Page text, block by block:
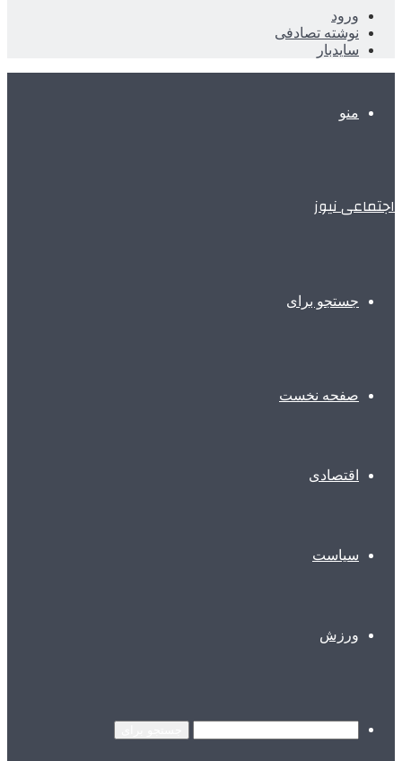
ورود
نوشته تصادفی
سایدبار
منو
اجتماعی نیوز
جستجو برای
صفحه نخست
اقتصادی
سیاست
ورزش